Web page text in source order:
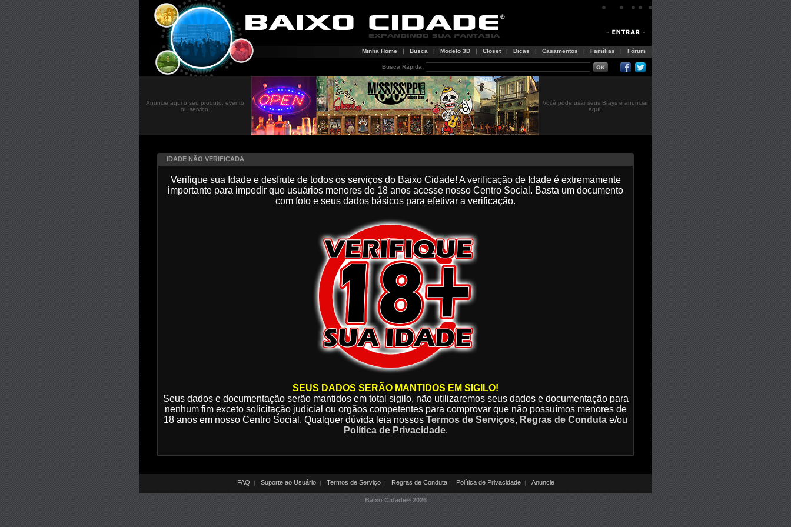
Minha Home | Busca | Modelo 3D | Closet | Dicas | Casamentos | Famílias | Fórum
Busca Rápida:
Anuncie aqui o seu produto, evento
ou serviço.
Você pode usar seus Brays e anunciar
aqui.
IDADE NÃO VERIFICADA
Verifique sua Idade e desfrute de todos os serviços do Baixo Cidade! A verificação de Idade é extremamente
importante para impedir que usuários menores de 18 anos acesse nosso Centro Social. Basta um documento
com foto e seus dados básicos para efetivar a verificação.
SEUS DADOS SERÃO MANTIDOS EM SIGILO!
Seus dados e documentação serão mantidos em total sigilo, não utilizaremos seus dados e documentação para
nenhum fim exceto solicitação judicial ou orgãos competentes para comprovar que não possuímos menores de
18 anos em nosso Centro Social. Qualquer dúvida leia nossos Termos de Serviços, Regras de Conduta e/ou
Política de Privacidade.
FAQ | Suporte ao Usuário | Termos de Serviço | Regras de Conduta | Política de Privacidade | Anuncie
Baixo Cidade® 2026